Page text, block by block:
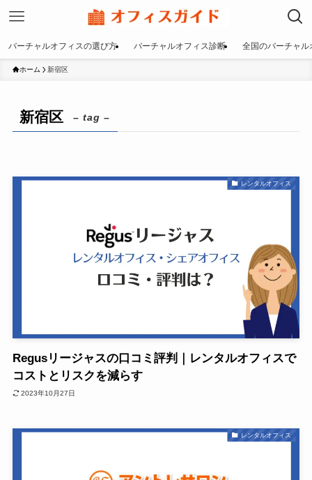
バーチャルオフィスの選び方 バーチャルオフィス診断 全国のバーチャル
ホーム 新宿区
新宿区 – tag –
レンタルオフィス
Regusリージャスの口コミ評判｜レンタルオフィスで
コストとリスクを減らす
2023年10月27日
レンタルオフィス